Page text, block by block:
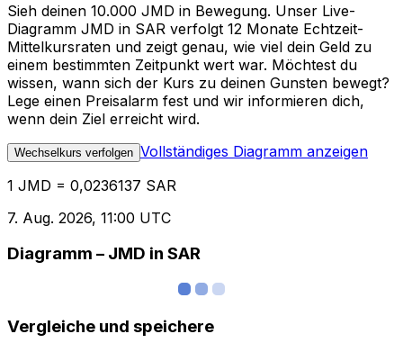
Sieh deinen 10.000 JMD in Bewegung. Unser Live-
Diagramm JMD in SAR verfolgt 12 Monate Echtzeit-
Mittelkursraten und zeigt genau, wie viel dein Geld zu
einem bestimmten Zeitpunkt wert war. Möchtest du
wissen, wann sich der Kurs zu deinen Gunsten bewegt?
Lege einen Preisalarm fest und wir informieren dich,
wenn dein Ziel erreicht wird.
Wechselkurs verfolgen Vollständiges Diagramm anzeigen
1 JMD = 0,0236137 SAR
7. Aug. 2026, 11:00 UTC
Diagramm – JMD in SAR
Vergleiche und speichere